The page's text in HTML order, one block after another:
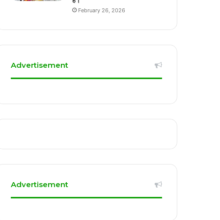
February 26, 2026
Advertisement
Advertisement